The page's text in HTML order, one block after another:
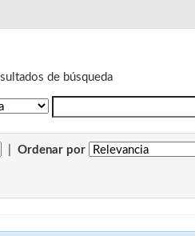
de búsqueda
Ordenar por